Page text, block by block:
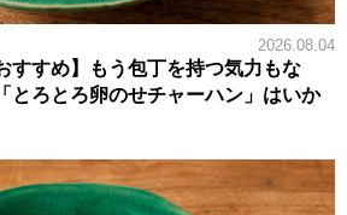
2026.08.04
すすめ】もう包丁を持つ気力もな
ろとろ卵のせチャーハン」はいか